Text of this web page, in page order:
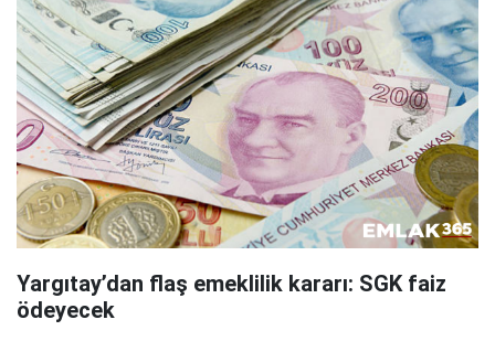
Yargıtay’dan flaş emeklilik kararı: SGK faiz
ödeyecek